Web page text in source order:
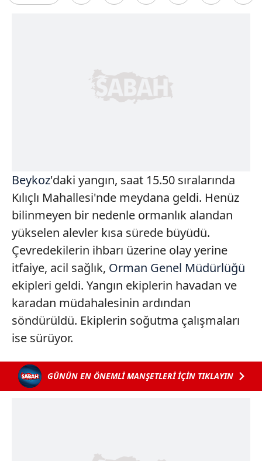
Beykoz'daki yangın, saat 15.50 sıralarında
Kılıçlı Mahallesi'nde meydana geldi. Henüz
bilinmeyen bir nedenle ormanlık alandan
yükselen alevler kısa sürede büyüdü.
Çevredekilerin ihbarı üzerine olay yerine
itfaiye, acil sağlık, Orman Genel Müdürlüğü
ekipleri geldi. Yangın ekiplerin havadan ve
karadan müdahalesinin ardından
söndürüldü. Ekiplerin soğutma çalışmaları
ise sürüyor.
GÜNÜN EN ÖNEMLİ MANŞETLERİ İÇİN TIKLAYIN